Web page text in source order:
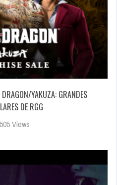
YAKUZA: GRANDES
DE RGG
505 Views